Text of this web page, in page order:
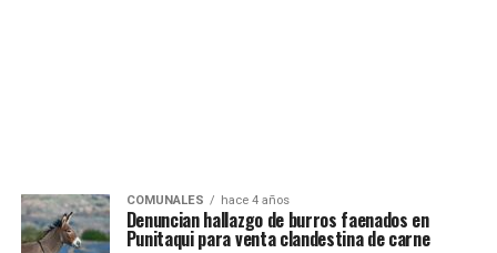
COMUNALES hace 4 años
Denuncian hallazgo de burros faenados en
Punitaqui para venta clandestina de carne